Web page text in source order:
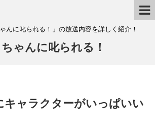
んに叱られる！」の放送内容を詳しく紹介！
ゃんに叱られる！
キャラクターがいっぱいい